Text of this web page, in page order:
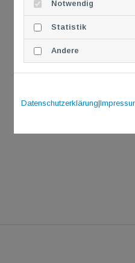
Notwendig
Statistik
Andere
Datenschutzerklärung|